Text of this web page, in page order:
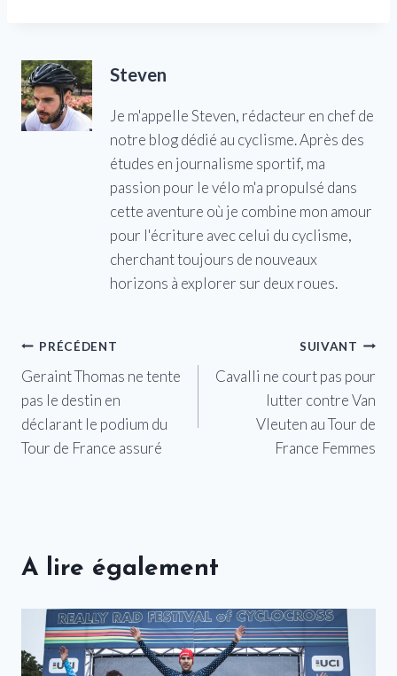
Steven
Je m'appelle Steven, rédacteur en chef de
notre blog dédié au cyclisme. Après des
études en journalisme sportif, ma
passion pour le vélo m'a propulsé dans
cette aventure où je combine mon amour
pour l'écriture avec celui du cyclisme,
cherchant toujours de nouveaux
horizons à explorer sur deux roues.
Navigation
de
l’article
PRÉCÉDENT
Geraint Thomas ne tente
pas le destin en
déclarant le podium du
Tour de France assuré
SUIVANT
Cavalli ne court pas pour
lutter contre Van
Vleuten au Tour de
France Femmes
A lire également